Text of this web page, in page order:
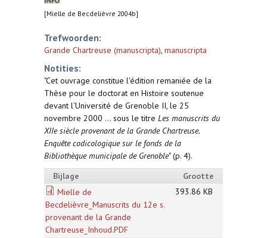
[Mielle de Becdelièvre 2004b]
Trefwoorden:
Grande Chartreuse (manuscripta), manuscripta
Notities:
"Cet ouvrage constitue l'édition remaniée de la
Thèse pour le doctorat en Histoire soutenue
devant l'Université de Grenoble II, le 25
novembre 2000 ... sous le titre Les manuscrits du
XIIe siècle provenant de la Grande Chartreuse.
Enquête codicologique sur le fonds de la
Bibliothèque municipale de Grenoble" (p. 4).
Bijlage
Grootte
Mielle de
Becdelièvre_Manuscrits du 12e s.
provenant de la Grande
Chartreuse_Inhoud.PDF
393.86 KB